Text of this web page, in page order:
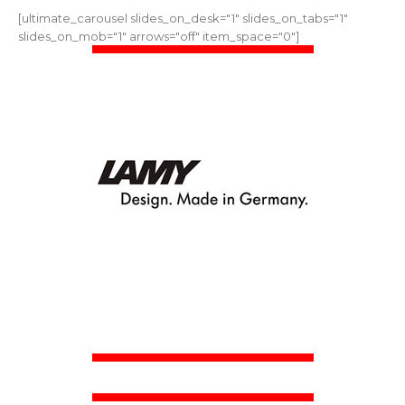
[ultimate_carousel slides_on_desk="1" slides_on_tabs="1"
slides_on_mob="1" arrows="off" item_space="0"]